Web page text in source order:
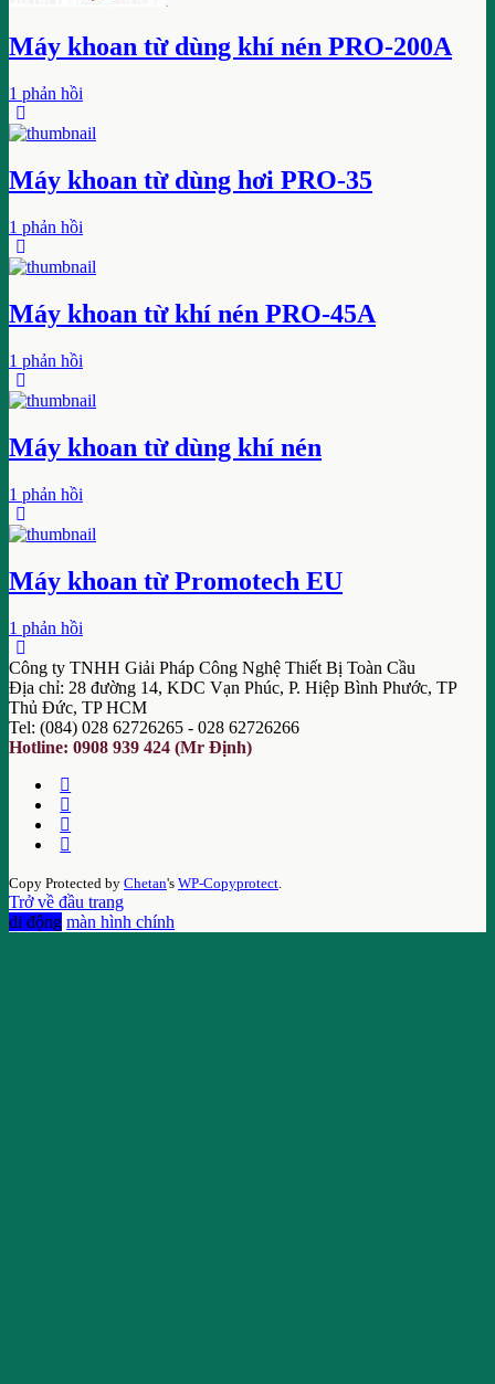
Máy khoan từ dùng khí nén PRO-200A
1 phản hồi
Máy khoan từ dùng hơi PRO-35
1 phản hồi
Máy khoan từ khí nén PRO-45A
1 phản hồi
Máy khoan từ dùng khí nén
1 phản hồi
Máy khoan từ Promotech EU
1 phản hồi
Công ty TNHH Giải Pháp Công Nghệ Thiết Bị Toàn Cầu
Địa chỉ: 28 đường 14, KDC Vạn Phúc, P. Hiệp Bình Phước, TP
Thủ Đức, TP HCM
Tel: (084) 028 62726265 - 028 62726266
Hotline: 0908 939 424 (Mr Định)
Copy Protected by Chetan's WP-Copyprotect
Trở về đầu trang
di động màn hình chính